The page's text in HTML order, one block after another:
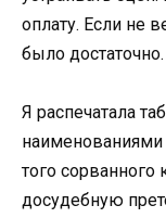
оплату. Если не
было достаточно.
Я распечатала
того сорванного
досудебную